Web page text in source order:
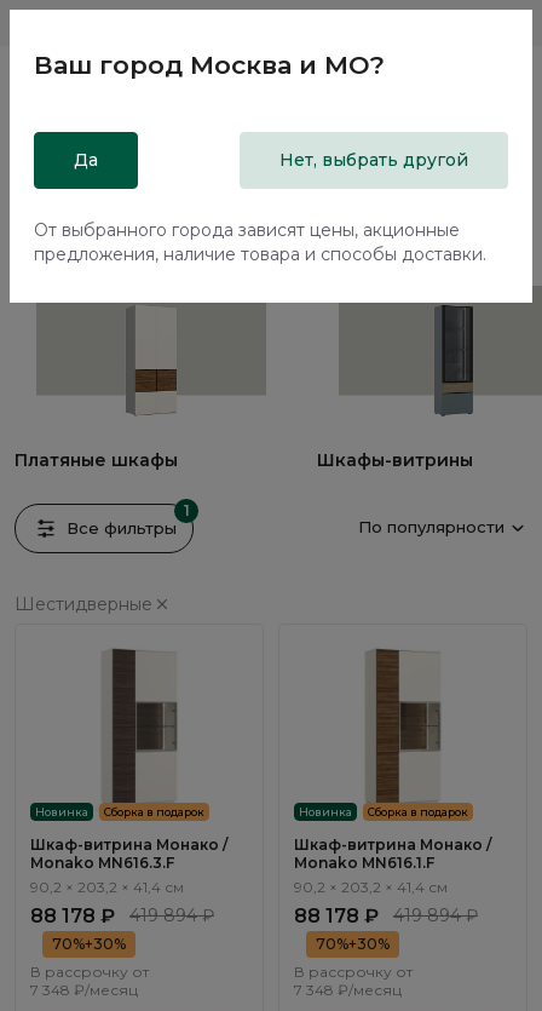
Главная
2 предмета
Платяные шкафы Шкафы-витрины
1
Все фильтры По популярности
Шестидверные
Новинка Сборка в подарок
Шкаф-витрина Монако /
Monako MN616.3.F
90,2 × 203,2 × 41,4 см
88 178 ₽ 419 894 ₽
70%+30%
В рассрочку от
7 348 ₽/месяц
Новинка Сборка в подарок
Шкаф-витрина Монако /
Monako MN616.1.F
90,2 × 203,2 × 41,4 см
88 178 ₽ 419 894 ₽
70%+30%
В рассрочку от
7 348 ₽/месяц
Ваш город Москва и МО?
Да Нет, выбрать другой
От выбранного города зависят цены, акционные
предложения, наличие товара и способы доставки.